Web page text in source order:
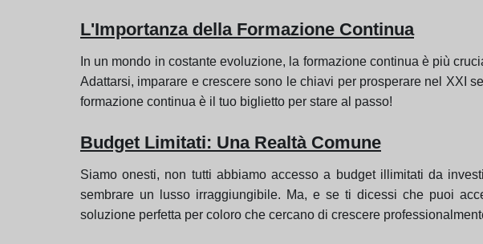
L'Importanza della Formazione Continua
In un mondo in costante evoluzione, la formazione continua è più
Adattarsi, imparare e crescere sono le chiavi per prosperare nel XXI
formazione continua è il tuo biglietto per stare al passo!
Budget Limitati: Una Realtà Comune
Siamo onesti, non tutti abbiamo accesso a budget illimitati da
sembrare un lusso irraggiungibile. Ma, e se ti dicessi che puoi
soluzione perfetta per coloro che cercano di crescere